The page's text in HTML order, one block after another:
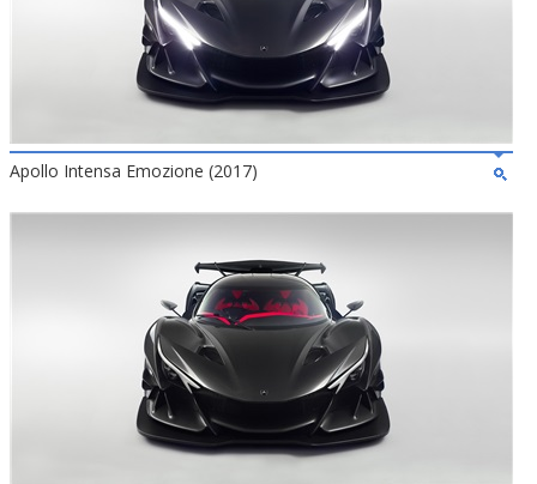
Apollo Intensa Emozione (2017)